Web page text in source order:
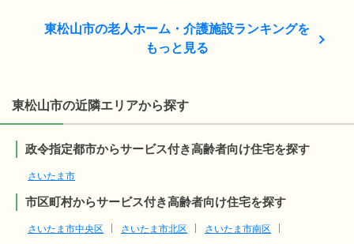
東松山市の老人ホーム・介護施設ランキングを
もっと見る
東松山市の近隣エリアから探す
政令指定都市からサービス付き高齢者向け住宅を探す
さいたま市
市区町村からサービス付き高齢者向け住宅を探す
さいたま市中央区 さいたま市北区
さいたま市南区